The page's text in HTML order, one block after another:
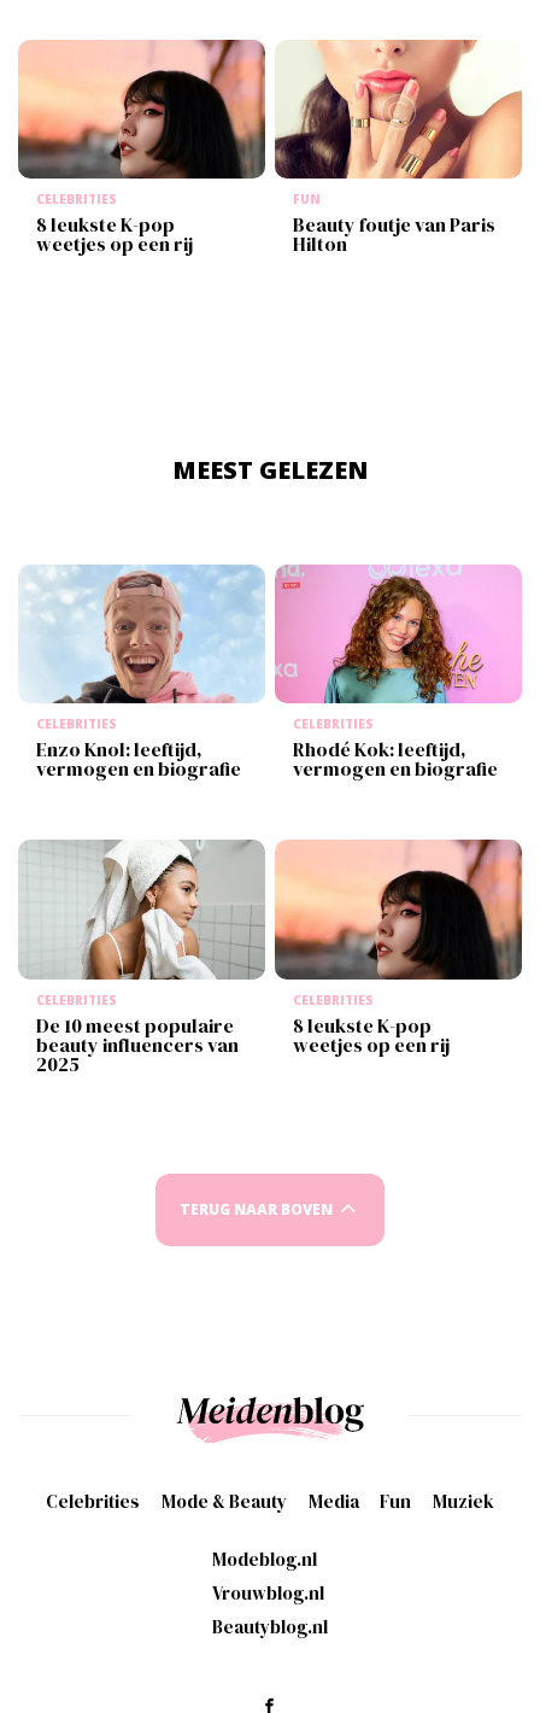
CELEBRITIES
8 leukste K-pop
weetjes op een rij
FUN
Beauty foutje van Paris
Hilton
MEEST GELEZEN
CELEBRITIES
Enzo Knol: leeftijd,
vermogen en biografie
CELEBRITIES
Rhodé Kok: leeftijd,
vermogen en biografie
CELEBRITIES
De 10 meest populaire
beauty influencers van
2025
CELEBRITIES
8 leukste K-pop
weetjes op een rij
TERUG NAAR BOVEN
Celebrities Mode & Beauty Media Fun Muziek
Modeblog.nl
Vrouwblog.nl
Beautyblog.nl